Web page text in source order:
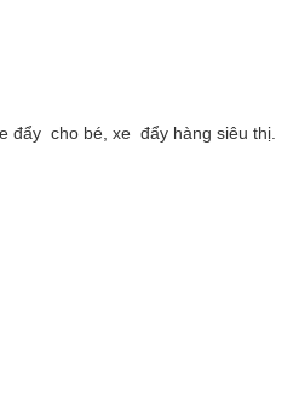
đẩy cho bé, xe đẩy hàng siêu thị.